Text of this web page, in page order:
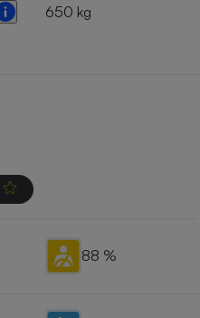
650 kg
88 %